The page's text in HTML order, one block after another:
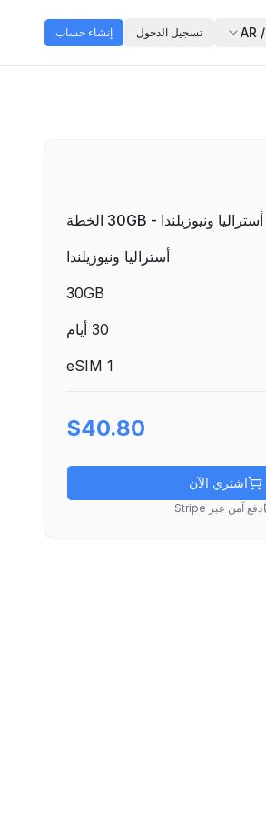
AR / تسجيل الدخول إنشاء حساب
أستراليا ونيوزيلندا - 30GB الخطة
أستراليا ونيوزيلندا
30GB
30 أيام
1
$40.80
اشتري الآن
دفع آمن عبر Stripe